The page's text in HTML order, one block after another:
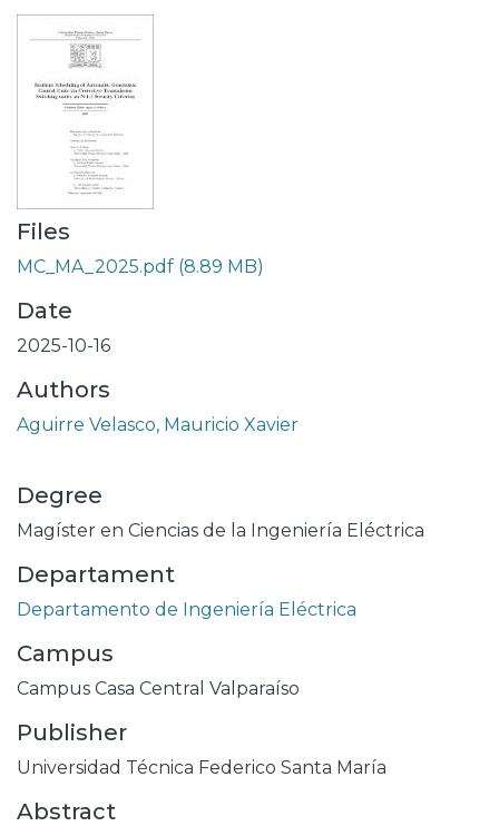
Files
MC_MA_2025.pdf (8.89 MB)
Date
2025-10-16
Authors
Aguirre Velasco, Mauricio Xavier
Degree
Magíster en Ciencias de la Ingeniería Eléctrica
Departament
Departamento de Ingeniería Eléctrica
Campus
Campus Casa Central Valparaíso
Publisher
Universidad Técnica Federico Santa María
Abstract